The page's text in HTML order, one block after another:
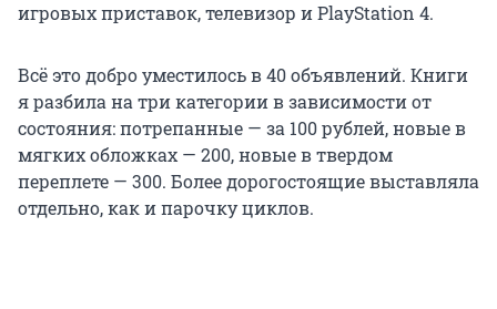
игровых приставок, телевизор и PlayStation 4.
Всё это добро уместилось в 40 объявлений. Книги
я разбила на три категории в зависимости от
состояния: потрепанные — за 100 рублей, новые в
мягких обложках — 200, новые в твердом
переплете — 300. Более дорогостоящие выставляла
отдельно, как и парочку циклов.